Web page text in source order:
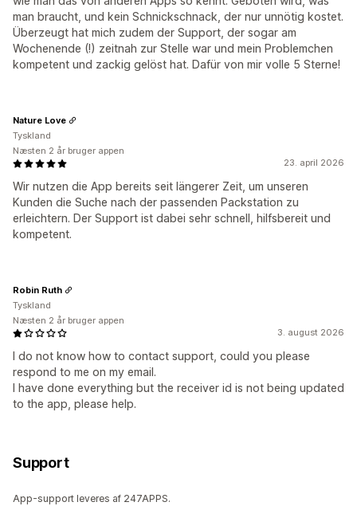
man braucht, und kein Schnickschnack, der nur unnötig kostet.
Überzeugt hat mich zudem der Support, der sogar am
Wochenende (!) zeitnah zur Stelle war und mein Problemchen
kompetent und zackig gelöst hat. Dafür von mir volle 5 Sterne!
23. april 2026
Wir nutzen die App bereits seit längerer Zeit, um unseren
Kunden die Suche nach der passenden Packstation zu
erleichtern. Der Support ist dabei sehr schnell, hilfsbereit und
kompetent.
Nature Love
Tyskland
Næsten 2 år bruger appen
3. august 2026
I do not know how to contact support, could you please
respond to me on my email.
I have done everything but the receiver id is not being updated
to the app, please help.
Robin Ruth
Tyskland
Næsten 2 år bruger appen
Support
App-support leveres af 247APPS.